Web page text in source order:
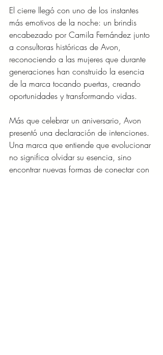
El cierre llegó con uno de los instantes
más emotivos de la noche: un brindis
encabezado por Camila Fernández junto
a consultoras históricas de Avon,
reconociendo a las mujeres que durante
generaciones han construido la esencia
de la marca tocando puertas, creando
oportunidades y transformando vidas.
Más que celebrar un aniversario, Avon
presentó una declaración de intenciones.
Una marca que entiende que evolucionar
no significa olvidar su esencia, sino
encontrar nuevas formas de conectar con